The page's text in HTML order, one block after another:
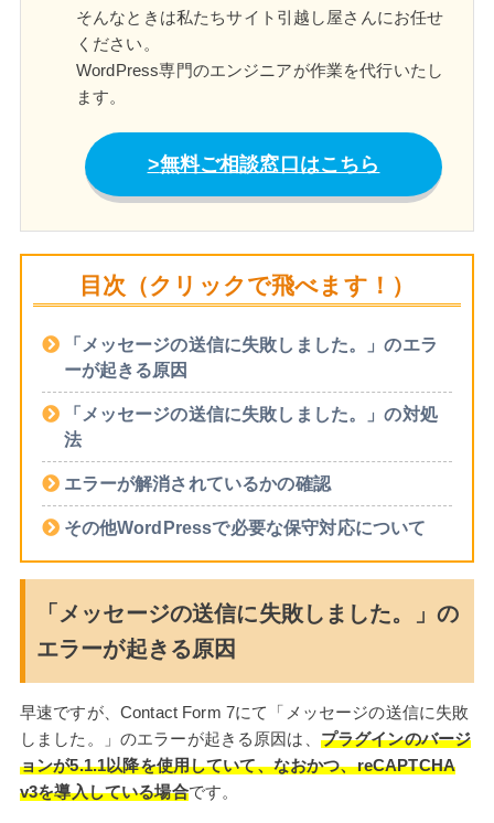
そんなときは私たちサイト引越し屋さんにお任せ
ください。
WordPress専門のエンジニアが作業を代行いたし
ます。
無料ご相談窓口はこちら
目次（クリックで飛べます！）
「メッセージの送信に失敗しました。」のエラ
ーが起きる原因
「メッセージの送信に失敗しました。」の対処
法
エラーが解消されているかの確認
その他WordPressで必要な保守対応について
「メッセージの送信に失敗しました。」の
エラーが起きる原因
早速ですが、Contact Form 7にて「メッセージの送信に失敗
しました。」のエラーが起きる原因は、 プラグインのバージ
ョンが5.1.1以降を使用していて、なおかつ、reCAPTCHA
v3を導入している場合です。